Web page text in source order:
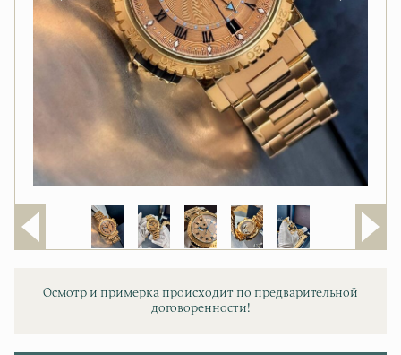
Осмотр и примерка происходит по предварительной
договоренности!